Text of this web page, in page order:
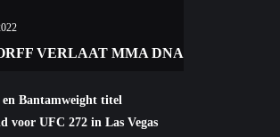
VERLAAT MMA DNA